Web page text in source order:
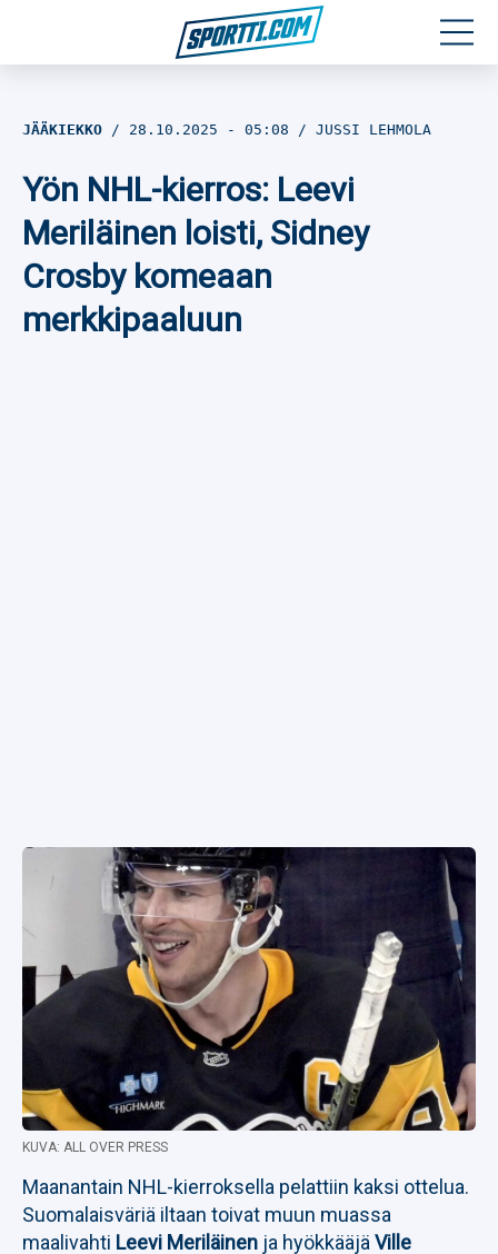
Jalkapallo
Yleisurheilu
Talviurheilu
JÄÄKIEKKO 28.10.2025 - 05:08 JUSSI LEHMOLA
Yön NHL-kierros: Leevi
Meriläinen loisti, Sidney
Crosby komeaan
merkkipaaluun
KUVA: ALL OVER PRESS
Maanantain NHL-kierroksella pelattiin kaksi ottelua.
Suomalaisväriä iltaan toivat muun muassa
maalivahti Leevi Meriläinen ja hyökkääjä Ville